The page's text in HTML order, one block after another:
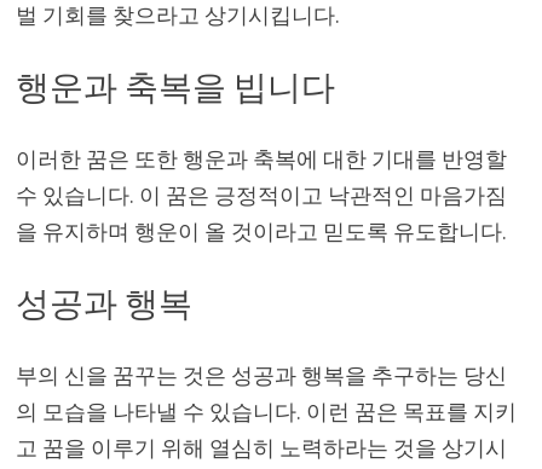
벌 기회를 찾으라고 상기시킵니다.
행운과 축복을 빕니다
이러한 꿈은 또한 행운과 축복에 대한 기대를 반영할
수 있습니다. 이 꿈은 긍정적이고 낙관적인 마음가짐
을 유지하며 행운이 올 것이라고 믿도록 유도합니다.
성공과 행복
부의 신을 꿈꾸는 것은 성공과 행복을 추구하는 당신
의 모습을 나타낼 수 있습니다. 이런 꿈은 목표를 지키
고 꿈을 이루기 위해 열심히 노력하라는 것을 상기시